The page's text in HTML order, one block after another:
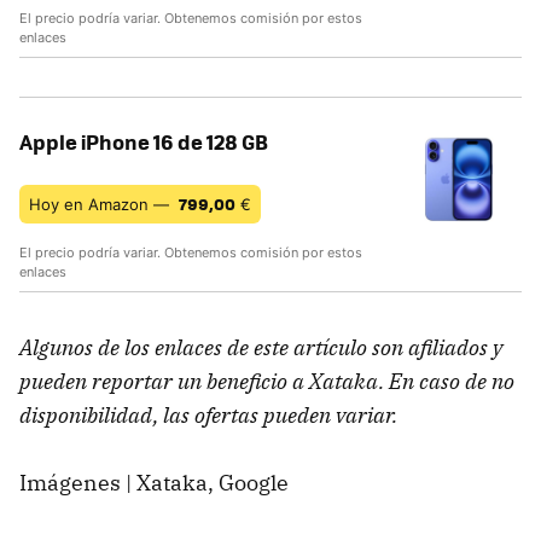
El precio podría variar. Obtenemos comisión por estos
enlaces
Apple iPhone 16 de 128 GB
Hoy en Amazon — 799,00 €
El precio podría variar. Obtenemos comisión por estos
enlaces
Algunos de los enlaces de este artículo son afiliados y
pueden reportar un beneficio a Xataka. En caso de no
disponibilidad, las ofertas pueden variar.
Imágenes | Xataka, Google